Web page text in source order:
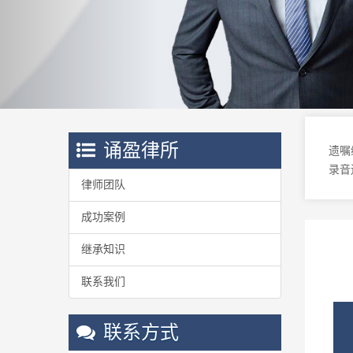
诵盈律所
律师团队
成功案例
继承知识
联系我们
联系方式
遗嘱
录